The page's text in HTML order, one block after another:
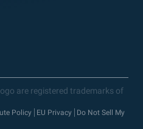
are registered trademarks of
Policy EU Privacy
Do Not Sell My